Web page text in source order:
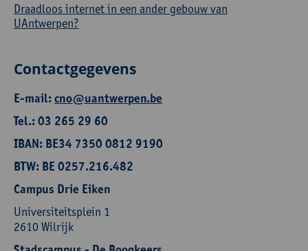
Draadloos internet in een ander gebouw van
UAntwerpen?
Contactgegevens
E-mail:cno@uantwerpen.be
Tel.: 03 265 29 60
IBAN: BE34 7350 0812 9190
BTW: BE 0257.216.482
Campus Drie Eiken
Universiteitsplein 1
2610 Wilrijk